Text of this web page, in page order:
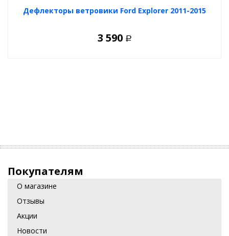
Дефлекторы ветровики Ford Explorer 2011-2015
3 590 Р
Покупателям
О магазине
Отзывы
Акции
Новости